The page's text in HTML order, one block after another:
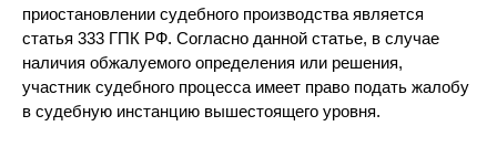
приостановлении судебного производства является
статья 333 ГПК РФ. Согласно данной статье, в случае
наличия обжалуемого определения или решения,
участник судебного процесса имеет право подать жалобу
в судебную инстанцию вышестоящего уровня.